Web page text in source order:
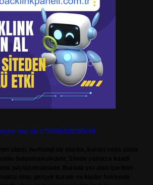
live:.cid.575569c608265c69